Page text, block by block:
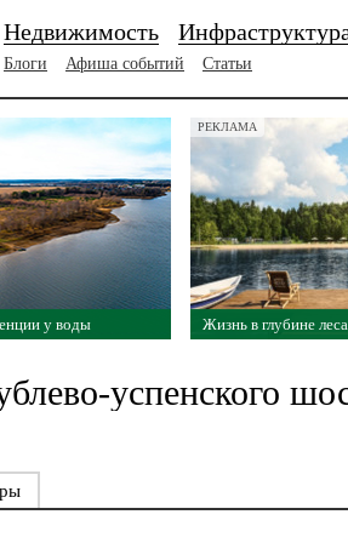
Недвижимость
Блоги Афиша событий Статьи
у воды
РЕКЛАМА
Жизнь в глубине
успенского